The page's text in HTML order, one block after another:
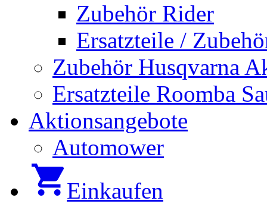
Zubehör Rider
Ersatzteile /
Zubehör Husqvarna
Ersatzteile Roomba
Aktionsangebote
Automower
Einkaufen